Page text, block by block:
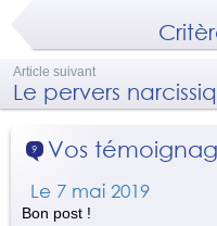
Article suivant
Le pervers
9 Vos
Le 7 mai 2019
Bon post !